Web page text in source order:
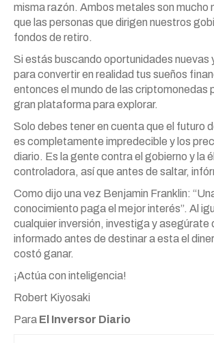
misma razón. Ambos metales son mucho
que las personas que dirigen nuestros
fondos de retiro.
Si estás buscando oportunidades nuevas
para convertir en realidad tus sueños
entonces el mundo de las criptomonedas
gran plataforma para explorar.
Solo debes tener en cuenta que el futuro
es completamente impredecible y los
diario. Es la gente contra el gobierno y la
controladora, así que antes de saltar,
Como dijo una vez Benjamin Franklin:
conocimiento paga el mejor interés”. Al
cualquier inversión, investiga y asegúrate
informado antes de destinar a esta el
costó ganar.
¡Actúa con inteligencia!
Robert Kiyosaki
Para El Inversor Diario